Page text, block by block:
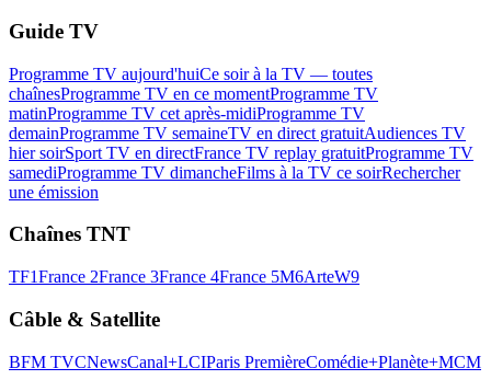
Guide TV
Programme TV aujourd'huiCe soir à la TV — toutes
chaînesProgramme TV en ce momentProgramme TV
matinProgramme TV cet après-midiProgramme TV
demainProgramme TV semaineTV en direct gratuitAudiences TV
hier soirSport TV en directFrance TV replay gratuitProgramme TV
samediProgramme TV dimancheFilms à la TV ce soirRechercher
une émission
Chaînes TNT
TF1France 2France 3France 4France 5M6ArteW9
Câble & Satellite
BFM TVCNewsCanal+LCIParis PremièreComédie+Planète+MCM